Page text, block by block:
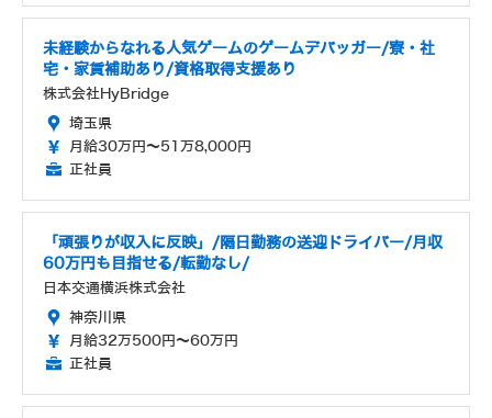
未経験からなれる人気ゲームのゲームデバッガー/寮・社
宅・家賃補助あり/資格取得支援あり
株式会社HyBridge
埼玉県
月給30万円～51万8,000円
正社員
「頑張りが収入に反映」/隔日勤務の送迎ドライバー/月収
60万円も目指せる/転勤なし/
日本交通横浜株式会社
神奈川県
月給32万500円～60万円
正社員